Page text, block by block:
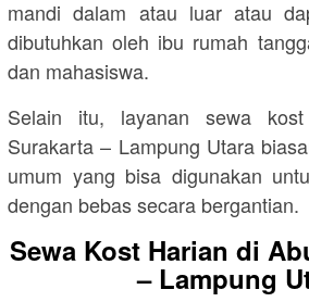
mandi dalam atau luar atau
dibutuhkan oleh ibu rumah
dan mahasiswa.
Selain itu, layanan sewa
Surakarta – Lampung Utara
umum yang bisa digunakan
dengan bebas secara bergantian.
Sewa Kost Harian di
– Lampung